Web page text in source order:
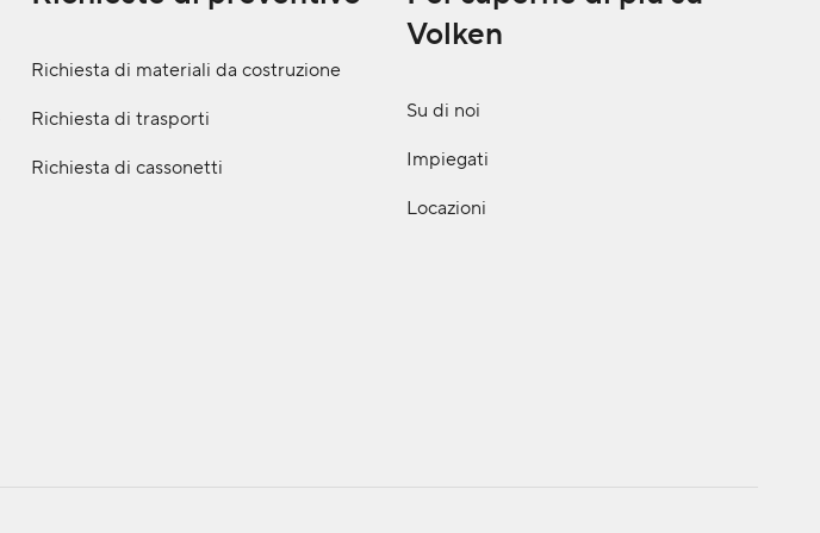
Richiesta di materiali da costruzione
Richiesta di trasporti
Richiesta di cassonetti
Volken
Su di noi
Impiegati
Locazioni